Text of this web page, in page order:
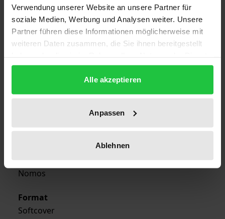
Verwendung unserer Website an unsere Partner für
soziale Medien, Werbung und Analysen weiter. Unsere
Partner führen diese Informationen möglicherweise mit
weiteren Daten zusammen, die Sie ihnen bereitgestellt
gesammelt haben.
Alle akzeptieren
Anpassen
Ablehnen
Edition
1
ISBN
978-3-7890-2266-1
Publication Date
Jan 24, 1991
Publisher
Nomos
Format
Softcover